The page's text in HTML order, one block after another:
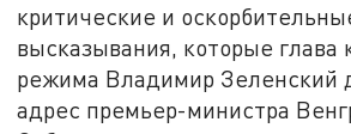
критические и
высказывания, которые глава
режима Владимир Зеленский
адрес премьер-министра